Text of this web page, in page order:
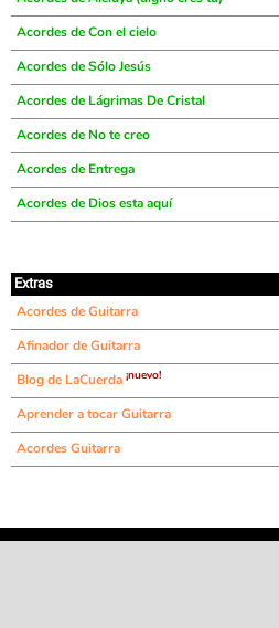
Acordes de Con el cielo
Acordes de Sólo Jesús
Acordes de Lágrimas De Cristal
Acordes de No te creo
Acordes de Entrega
Acordes de Dios esta aquí
Extras
Acordes de Guitarra
Afinador de Guitarra
Blog de LaCuerda ¡nuevo!
Aprender a tocar Guitarra
Acordes Guitarra